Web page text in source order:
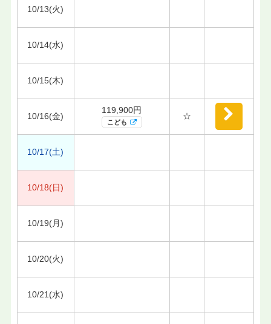
10/13(火)
10/14(水)
10/15(木)
10/16(金)
119,900円
こども
☆
10/17(土)
10/18(日)
10/19(月)
10/20(火)
10/21(水)